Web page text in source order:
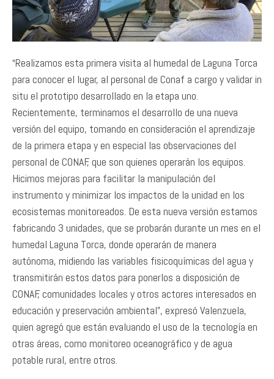
“Realizamos esta primera visita al humedal de Laguna Torca
para conocer el lugar, al personal de Conaf a cargo y validar in
situ el prototipo desarrollado en la etapa uno.
Recientemente, terminamos el desarrollo de una nueva
versión del equipo, tomando en consideración el aprendizaje
de la primera etapa y en especial las observaciones del
personal de CONAF, que son quienes operarán los equipos.
Hicimos mejoras para facilitar la manipulación del
instrumento y minimizar los impactos de la unidad en los
ecosistemas monitoreados. De esta nueva versión estamos
fabricando 3 unidades, que se probarán durante un mes en el
humedal Laguna Torca, donde operarán de manera
autónoma, midiendo las variables fisicoquímicas del agua y
transmitirán estos datos para ponerlos a disposición de
CONAF, comunidades locales y otros actores interesados en
educación y preservación ambiental”, expresó Valenzuela,
quien agregó que están evaluando el uso de la tecnología en
otras áreas, como monitoreo oceanográfico y de agua
potable rural, entre otros.